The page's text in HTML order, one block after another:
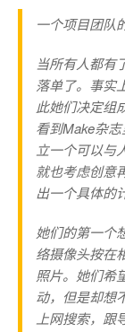
一个项目团队
当所有人都有
落单了。事实
此她们决定组
看到Make杂
立一个可以与
就也考虑创意
出一个具体的
她们的第一个
络摄像头按在
照片。她们希
动，但是却想
上网搜索，跟